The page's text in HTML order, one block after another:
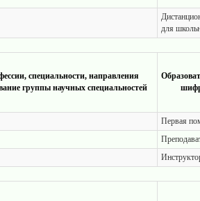
для
специальности, направления
группы научных специальностей
Первая